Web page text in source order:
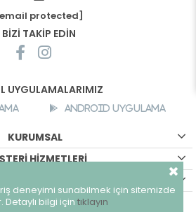
protected]
BİZİ TAKİP EDİN
UYGULAMALARIMIZ
Android Uygulama
KURUMSAL
HİZMETLERİ
- Tüm hakları saklıdır.
deneyimi sunabilmek için sitemizde
Detaylı bilgi için tıklayın